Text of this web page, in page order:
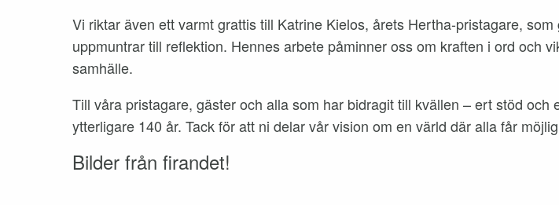
Vi riktar även ett varmt grattis till Katrine Kielos, årets Hertha-pristagare,
uppmuntrar till reflektion. Hennes arbete påminner oss om kraften i ord och
samhälle.
Till våra pristagare, gäster och alla som har bidragit till kvällen – ert stöd
ytterligare 140 år. Tack för att ni delar vår vision om en värld där alla får
Bilder från firandet!